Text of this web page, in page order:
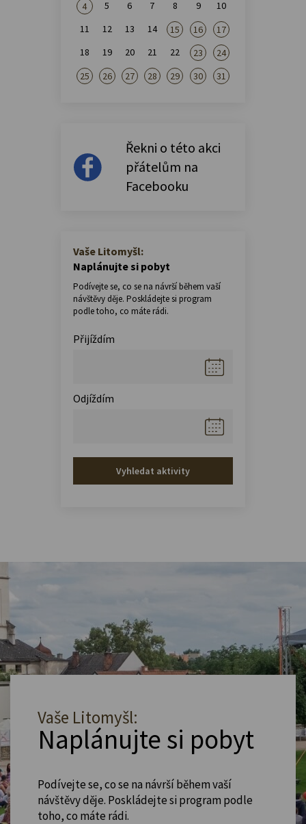
4 5 6 7 8 9
10
11
12 13 14 15 16
17
18
19 20 21 22 23
24
25
26 27 28 29 30 31
Řekni o této akci
přátelům na
Facebooku
Vaše Litomyšl:
Naplánujte si pobyt
Podívejte se, co se na návrší během vaší
návštěvy děje. Poskládejte si program
podle toho, co máte rádi.
Přijíždím
Odjíždím
Vyhledat aktivity
Vaše Litomyšl:
Naplánujte si pobyt
Podívejte se, co se na návrší během vaší
návštěvy děje. Poskládejte si program podle
toho, co máte rádi.